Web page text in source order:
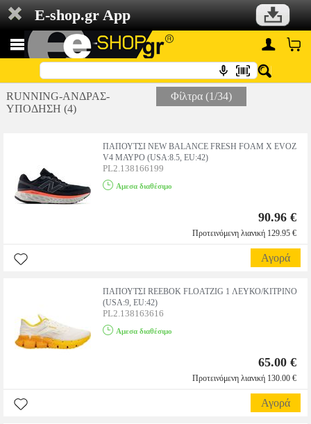
E-shop.gr App
RUNNING-ΑΝΔΡΑΣ-
ΥΠΟΔΗΣΗ (4)
Φίλτρα (1/34)
ΠΑΠΟΥΤΣΙ NEW BALANCE FRESH FOAM X EVOZ
V4 ΜΑΥΡΟ (USA:8.5, EU:42)
PL2.138166199
Αμεσα διαθέσιμο
90.96 €
Προτεινόμενη λιανική 129.95 €
Αγορά
ΠΑΠΟΥΤΣΙ REEBOK FLOATZIG 1 ΛΕΥΚΟ/ΚΙΤΡΙΝΟ
(USA:9, EU:42)
PL2.138163616
Αμεσα διαθέσιμο
65.00 €
Προτεινόμενη λιανική 130.00 €
Αγορά